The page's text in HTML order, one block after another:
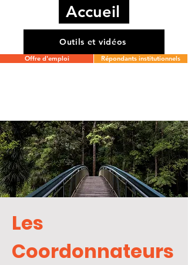
Accueil
Outils et vidéos
Offre d'emploi Répondants institutionnels
Les
Coordonnateurs